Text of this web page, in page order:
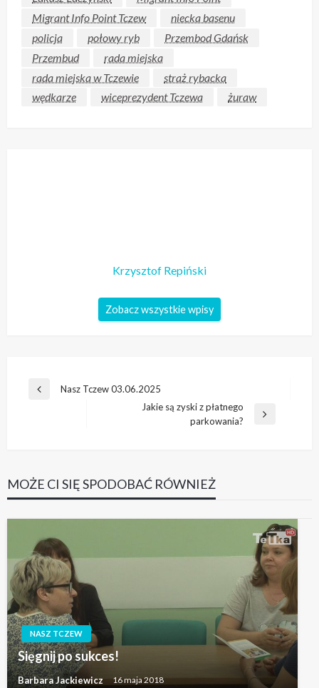
Migrant Info Point Tczew
niecka basenu
policja
połowy ryb
Przembod Gdańsk
Przembud
rada miejska
rada miejska w Tczewie
straż rybacka
wędkarze
wiceprezydent Tczewa żuraw
Krzysztof Repiński
Zobacz wszystkie wpisy
Nawigacja
Poprzedni
Nasz Tczew 03.06.2025
Jakie są zyski z płatnego
parkowania?
MOŻE CI SIĘ SPODOBAĆ RÓWNIEŻ
NASZ TCZEW
Sięgnij po sukces!
Barbara Jackiewicz 16 maja 2018